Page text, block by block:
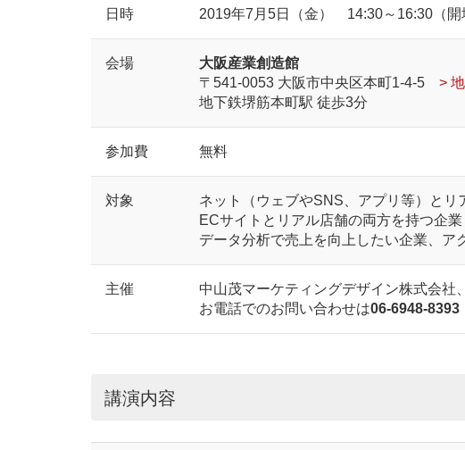
日時 2019年7月5日（金） 14:30～16:30（開
会場
大阪産業創造館
〒541-0053 大阪市中央区本町1-4-5 >
地下鉄堺筋本町駅 徒歩3分
参加費 無料
対象
ネット（ウェブやSNS、アプリ等）と
ECサイトとリアル店舗の両方を持つ企業
データ分析で売上を向上したい企業、ア
主催
中山茂マーケティングデザイン株式会社
お電話でのお問い合わせは06-6948-8393
講演内容